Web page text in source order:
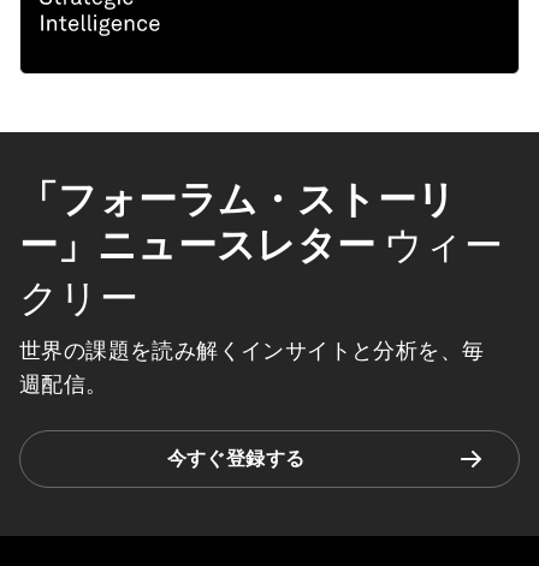
「フォーラム・ストーリ
ー」ニュースレター ウィー
クリー
世界の課題を読み解くインサイトと分析を、毎
週配信。
今すぐ登録する